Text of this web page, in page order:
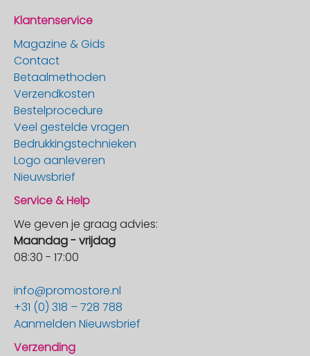
Klantenservice
Magazine & Gids
Contact
Betaalmethoden
Verzendkosten
Bestelprocedure
Veel gestelde vragen
Bedrukkingstechnieken
Logo aanleveren
Nieuwsbrief
Service & Help
We geven je graag advies:
Maandag - vrijdag
08:30 - 17:00
info@promostore.nl
+31 (0) 318 – 728 788
Aanmelden Nieuwsbrief
Verzending